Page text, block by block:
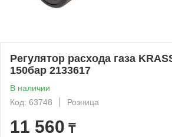
Регулятор расхода газа
150бар 2133617
В наличии
Код: 63748
Розница
11 560 ₸